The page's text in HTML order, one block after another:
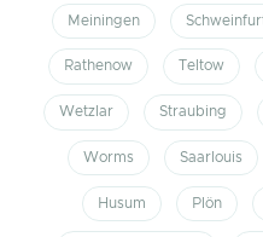
Meiningen
Rathenow Teltow
Wetzlar Straubing
Worms Saarlouis
Husum Plön